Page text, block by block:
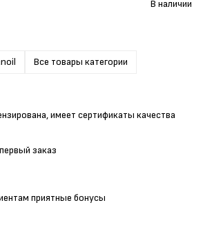
Все товары категории
В наличии
имеет сертификаты качества
заказ
приятные бонусы